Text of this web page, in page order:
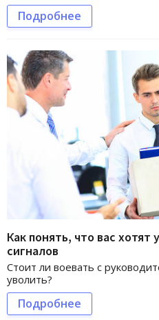
Подробнее
Как понять, что вас
сигналов
Стоит ли воевать с
уволить?
Подробнее